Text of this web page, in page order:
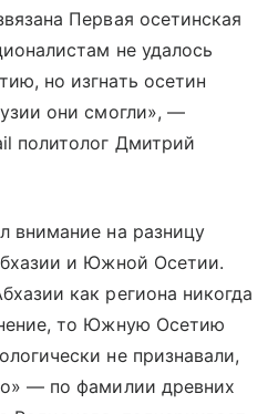
Первая осетинская
не удалось
но изгнать осетин
они смогли», —
политолог Дмитрий
внимание на разницу
и Южной Осетии.
как региона никогда
то Южную Осетию
не признавали,
— по фамилии древних